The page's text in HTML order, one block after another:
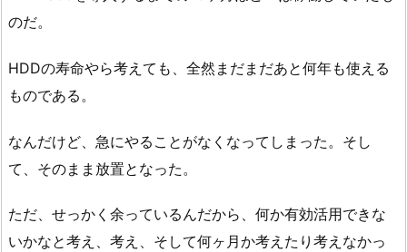
のだ。
HDDの寿命やら考えても、全然まだまだあと何年も使える
ものである。
なんだけど、急にやることがなくなってしまった。そし
て、そのまま放置となった。
ただ、せっかく余っているんだから、何か有効活用できな
いかなと考え、考え、そして何ヶ月か考えたり考えなかっ